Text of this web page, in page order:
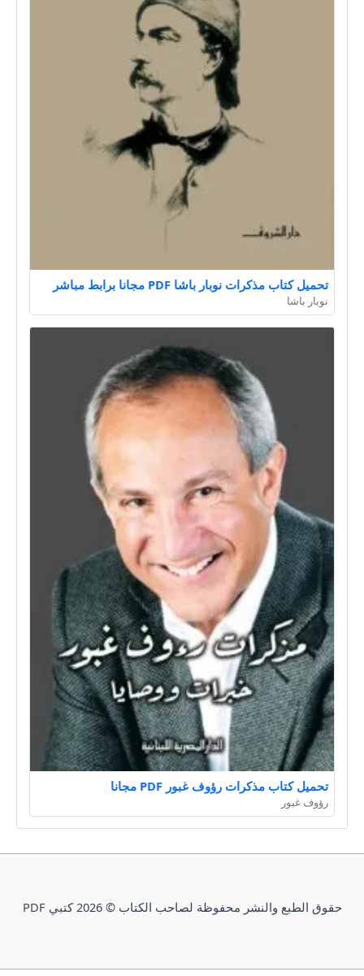
تحميل كتاب مذكرات نوبار باشا PDF مجانا برابط مباشر
نوبار باشا
تحميل كتاب مذكرات رؤوف غبور PDF مجانا
رؤوف غبور
حقوق الطبع والنشر محفوظة لصاحب الكتاب © 2026 كتبي PDF